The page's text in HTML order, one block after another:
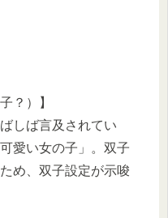
？）】
しば言及されてい
愛い女の子」。双子
め、双子設定が示唆